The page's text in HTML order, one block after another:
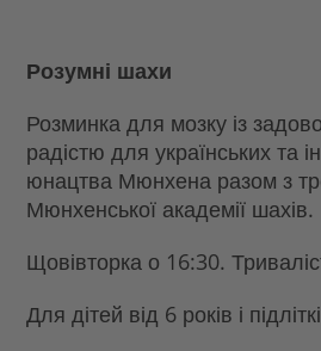
Розумні шахи
Розминка для мозку із
радістю для українських та
юнацтва Мюнхена разом з
Мюнхенської академії шахів.
Щовівторка о 16:30.
Для дітей від 6 років і